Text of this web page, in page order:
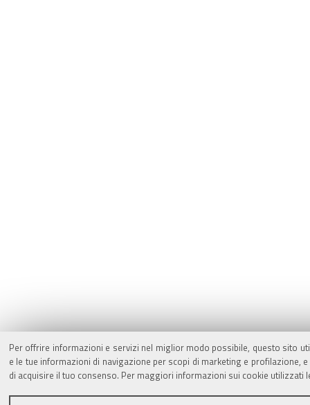
Per offrire informazioni e servizi nel miglior modo possibile, questo sito
e le tue informazioni di navigazione per scopi di marketing e
di acquisire il tuo consenso. Per maggiori informazioni sui cookie utilizzati